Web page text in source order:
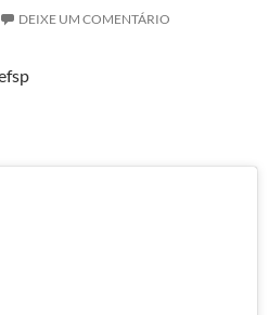
DEIXE UM COMENTÁRIO